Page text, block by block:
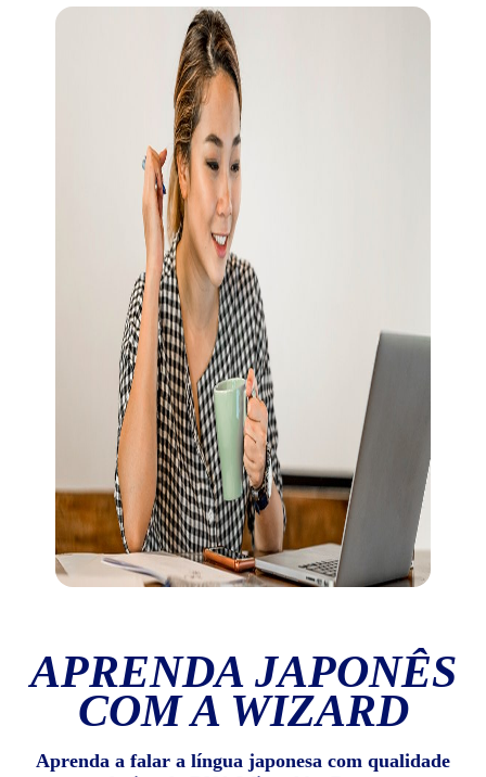
APRENDA JAPONÊS
COM A WIZARD
Aprenda a falar a língua japonesa com qualidade